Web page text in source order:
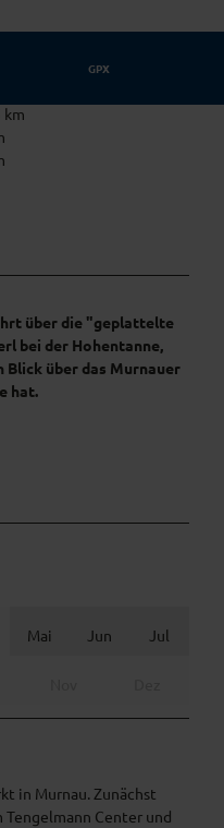
GPX
km
über die "geplattelte
bei der Hohentanne,
Blick über das Murnauer
hat.
Mai Jun Jul
in Murnau. Zunächst
Tengelmann Center und